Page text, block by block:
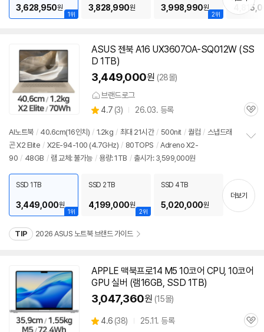
1위
3,628,950원 3,828,990원
2위
3,998,990원
ASUS 젠북 A16 UX3607OA-SQ012W (SS
D 1TB)
3,449,000원 (28몰)
브랜드로그
별
점
4.7 (상
리
뷰
3) 26.03. 등록
관
AI노트북 / 40.6cm(16인치) / 1.2kg / 최대 21시간 / 500nit / 퀄컴 / 스냅드래
곤 X2 Elite / X2E-94-100 (4.7GHz) / 80TOPS / Adreno X2-
90 / 48GB / 램 교체: 불가능 / 용량: 1TB / 출시가: 3,599,000원
기
1위
SSD 1TB
3,449,000원
2위
SSD 2TB
4,199,000원
SSD 4TB
5,020,000원
더보기
TIP 2026 ASUS 노트북 브랜드 가이드
APPLE 맥북프로14 M5 10코어 CPU, 10코어
GPU 실버 (램16GB, SSD 1TB)
3,047,360원 (15몰)
별
4.6 (상
38) 25.11. 등록
관